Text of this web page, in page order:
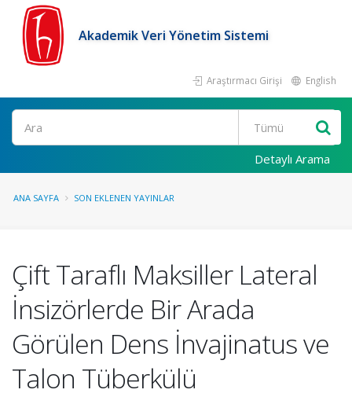
Akademik Veri Yönetim Sistemi
Araştırmacı Girişi English
Ara
Detaylı Arama
ANA SAYFA SON EKLENEN YAYINLAR
Çift Taraflı Maksiller Lateral
İnsizörlerde Bir Arada
Görülen Dens İnvajinatus ve
Talon Tüberkülü